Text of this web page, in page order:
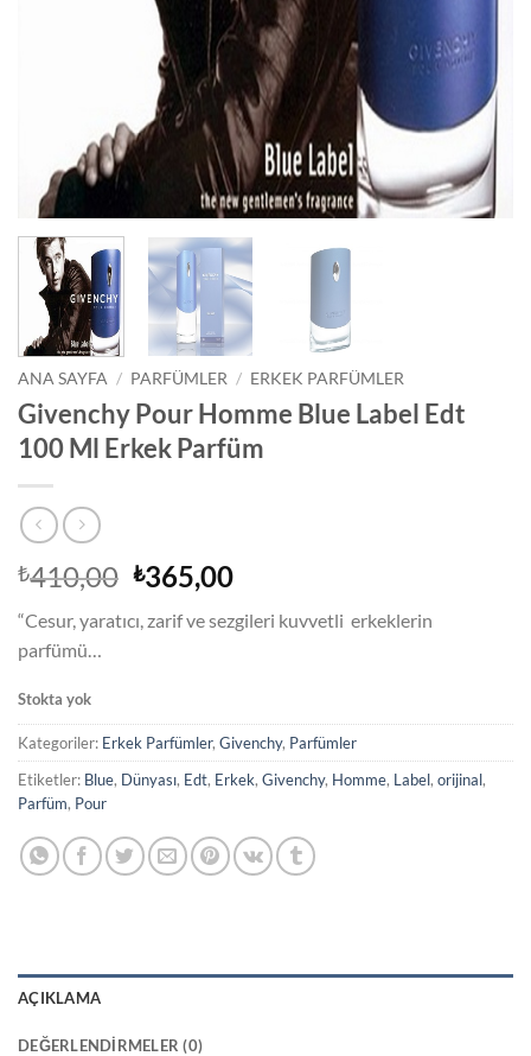
ANA SAYFA / PARFÜMLER / ERKEK PARFÜMLER
Givenchy Pour Homme Blue Label Edt
100 Ml Erkek Parfüm
₺410,00 Orijinal
fiyat:
₺410,00.
₺365,00Şu
fiyat:
“Cesur, yaratıcı, zarif ve sezgileri kuvvetli erkeklerin
parfümü…
Stokta yok
Kategoriler: Erkek Parfümler, Givenchy, Parfümler
Etiketler: Blue, Dünyası, Edt, Erkek, Givenchy, Homme, Label, orijinal,
Parfüm, Pour
AÇIKLAMA
DEĞERLENDIRMELER (0)